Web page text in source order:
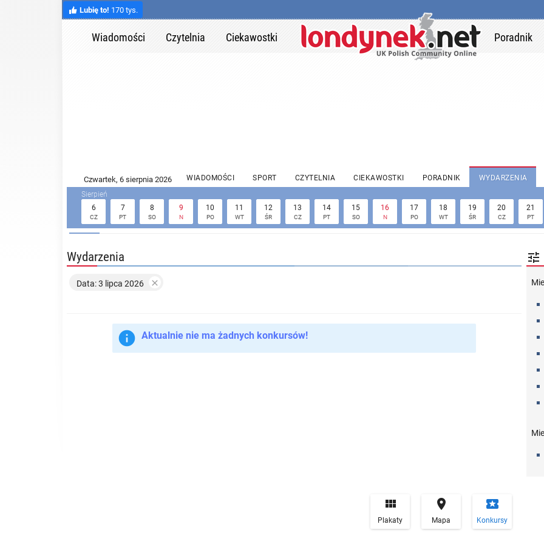
Lubię to! 170 tys.
Wiadomości Czytelnia Ciekawostki Poradnik
WIADOMOŚCI SPORT CZYTELNIA CIEKAWOSTKI PORADNIK WYDARZENIA
6
CZ
7
PT
8
SO
9
N
10
PO
11
WT
12
ŚR
13
CZ
14
PT
15
SO
16
N
17
PO
18
WT
19
ŚR
20
CZ
21
PT

Wydarzenia

Plakaty

Mapa
local_play
Konkursy
Data: 3 lipca 2026 
 Aktualnie nie ma żadnych konkursów!